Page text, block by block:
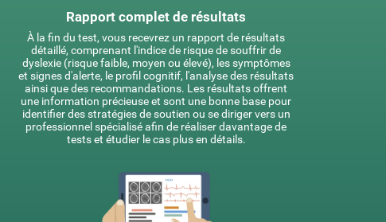
Rapport complet de résultats
À la fin du test, vous recevrez un rapport de résultats
détaillé, comprenant l'indice de risque de souffrir de
dyslexie (risque faible, moyen ou élevé), les symptômes
et signes d'alerte, le profil cognitif, l'analyse des résultats
ainsi que des recommandations. Les résultats offrent
une information précieuse et sont une bonne base pour
identifier des stratégies de soutien ou se diriger vers un
professionnel spécialisé afin de réaliser davantage de
tests et étudier le cas plus en détails.